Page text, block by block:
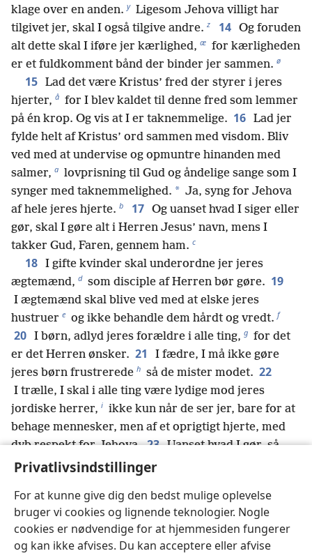
Privatlivsindstillinger
For at kunne give dig den bedst mulige oplevelse
bruger vi cookies og lignende teknologier. Nogle
cookies er nødvendige for at hjemmesiden fungerer
og kan ikke afvises. Du kan acceptere eller afvise
klage over en anden. y Ligesom Jehova villigt har
tilgivet jer, skal I også tilgive andre. z 14 Og foruden
alt dette skal I iføre jer kærlighed, æ for kærligheden
er et fuldkomment bånd der binder jer sammen. ø
15 Lad det være Kristus’ fred der styrer i jeres
hjerter, å for I blev kaldet til denne fred som lemmer
på én krop. Og vis at I er taknemmelige. 16 Lad jer
fylde helt af Kristus’ ord sammen med visdom. Bliv
ved med at undervise og opmuntre hinanden med
salmer, a lovprisning til Gud og åndelige sange som I
synger med taknemmelighed. * Ja, syng for Jehova
af hele jeres hjerte. b 17 Og uanset hvad I siger eller
gør, skal I gøre alt i Herren Jesus’ navn, mens I
takker Gud, Faren, gennem ham. c
18 I gifte kvinder skal underordne jer jeres
ægtemænd, d som disciple af Herren bør gøre. 19
I ægtemænd skal blive ved med at elske jeres
hustruer e og ikke behandle dem hårdt og vredt. f
20 I børn, adlyd jeres forældre i alle ting, g for det
er det Herren ønsker. 21
I fædre, I må ikke gøre
jeres børn frustrerede h så de mister modet. 22
I trælle, I skal i alle ting være lydige mod jeres
jordiske herrer, i ikke kun når de ser jer, bare for at
behage mennesker, men af et oprigtigt hjerte, med
dyb respekt for Jehova. 23 Uanset hvad I gør, så
arbejd på det med hele jeres sjæl som for Jehova,
Jehova I som løn vil få jeres arv. k Tjen som trælle
for vores Herre, Kristus. 25 De der gør det
forkerte, vil også få deres betaling for det de har
gjort, l og det gælder alle uden forskel. m